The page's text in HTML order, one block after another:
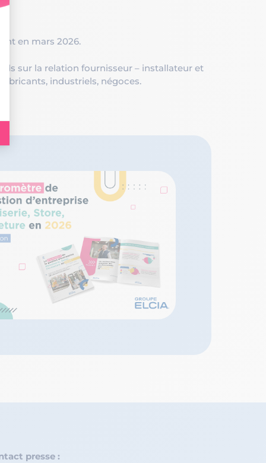
en mars 2026.
sur la relation fournisseur – installateur et
industriels, négoces.
presse :